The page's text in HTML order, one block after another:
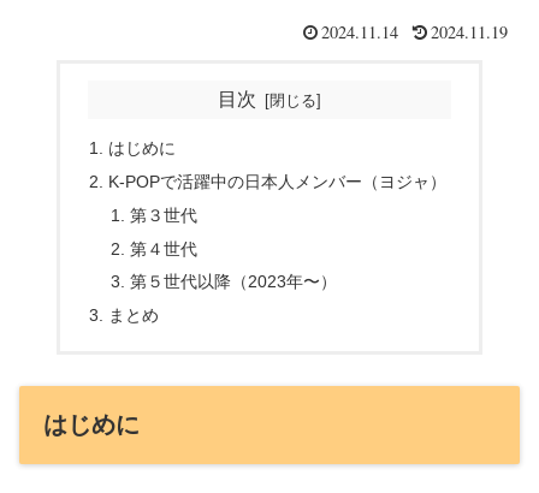
2024.11.14 2024.11.19
目次
はじめに
K-POPで活躍中の日本人メンバー（ヨジャ）
第３世代
第４世代
第５世代以降（2023年〜）
まとめ
はじめに